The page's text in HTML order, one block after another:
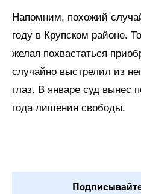
Напомним, похожий
году в Крупском районе.
желая похвастаться
случайно выстрелил из
глаз. В январе суд вынес
года лишения свободы.